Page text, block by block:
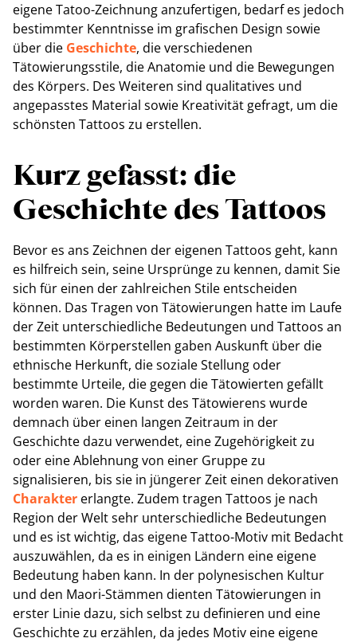
eigene Tatoo-Zeichnung anzufertigen, bedarf es jedoch
bestimmter Kenntnisse im grafischen Design sowie
über die Geschichte, die verschiedenen
Tätowierungsstile, die Anatomie und die Bewegungen
des Körpers. Des Weiteren sind qualitatives und
angepasstes Material sowie Kreativität gefragt, um die
schönsten Tattoos zu erstellen.
Kurz gefasst: die
Geschichte des Tattoos
Bevor es ans Zeichnen der eigenen Tattoos geht, kann
es hilfreich sein, seine Ursprünge zu kennen, damit Sie
sich für einen der zahlreichen Stile entscheiden
können. Das Tragen von Tätowierungen hatte im Laufe
der Zeit unterschiedliche Bedeutungen und Tattoos an
bestimmten Körperstellen gaben Auskunft über die
ethnische Herkunft, die soziale Stellung oder
bestimmte Urteile, die gegen die Tätowierten gefällt
worden waren. Die Kunst des Tätowierens wurde
demnach über einen langen Zeitraum in der
Geschichte dazu verwendet, eine Zugehörigkeit zu
oder eine Ablehnung von einer Gruppe zu
signalisieren, bis sie in jüngerer Zeit einen dekorativen
Charakter erlangte. Zudem tragen Tattoos je nach
Region der Welt sehr unterschiedliche Bedeutungen
und es ist wichtig, das eigene Tattoo-Motiv mit Bedacht
auszuwählen, da es in einigen Ländern eine eigene
Bedeutung haben kann. In der polynesischen Kultur
und den Maori-Stämmen dienten Tätowierungen in
erster Linie dazu, sich selbst zu definieren und eine
Geschichte zu erzählen, da jedes Motiv eine eigene